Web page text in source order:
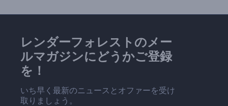
レンダーフォレストのメー
ルマガジンにどうかご登録
を！
いち早く最新のニュースとオファーを受け
取りましょう。